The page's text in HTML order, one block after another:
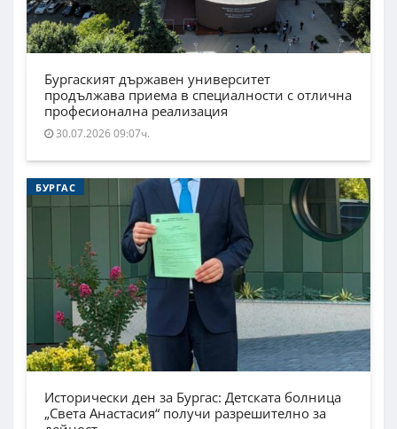
Бургаският държавен университет
продължава приема в специалности с отлична
професионална реализация
30.07.2026 09:07ч.
БУРГАС
Исторически ден за Бургас: Детската болница
„Света Анастасия“ получи разрешително за